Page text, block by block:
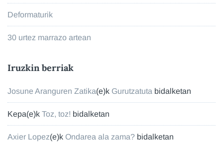
Deformaturik
30 urtez marrazo artean
Iruzkin berriak
Josune Aranguren Zatika(e)k Gurutzatuta bidalketan
Kepa(e)k Toz, toz! bidalketan
Axier Lopez(e)k Ondarea ala zama? bidalketan